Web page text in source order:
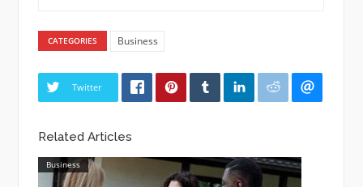
CATEGORIES Business
Twitter
Related Articles
Business